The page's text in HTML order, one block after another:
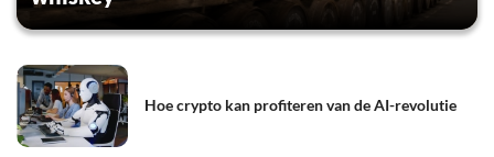
Hoe crypto kan profiteren van de AI-revolutie